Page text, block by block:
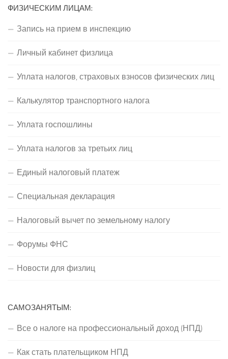
ФИЗИЧЕСКИМ ЛИЦАМ:
Запись на прием в инспекцию
Личный кабинет физлица
Уплата налогов, страховых взносов физических лиц
Калькулятор транспортного налога
Уплата госпошлины
Уплата налогов за третьих лиц
Единый налоговый платеж
Специальная декларация
Налоговый вычет по земельному налогу
Форумы ФНС
Новости для физлиц
САМОЗАНЯТЫМ:
Все о налоге на профессиональный доход (НПД)
Как стать плательщиком НПД